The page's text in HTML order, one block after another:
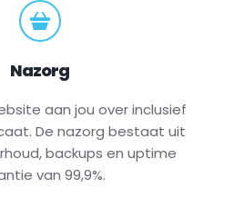
Nazorg
aan jou over inclusief
De nazorg bestaat uit
backups en uptime
van 99,9%.